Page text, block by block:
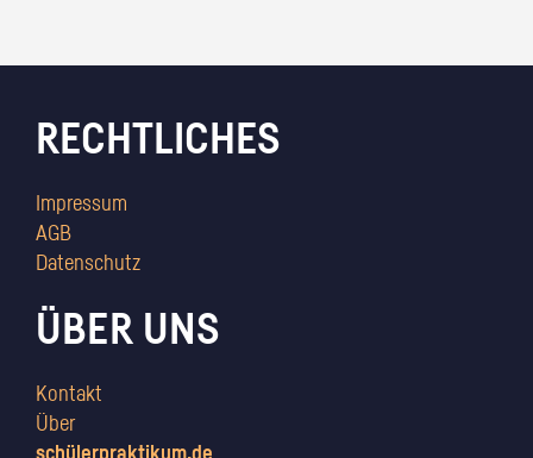
RECHTLICHES
Impressum
AGB
Datenschutz
ÜBER UNS
Kontakt
Über